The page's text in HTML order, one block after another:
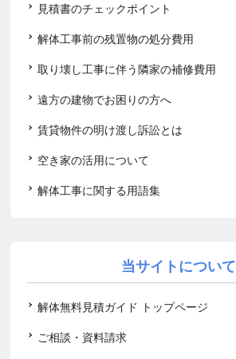
見積書のチェックポイント
解体工事前の残置物の処分費用
取り壊し工事に伴う隣家の補修費用
遠方の建物でお困りの方へ
賃貸物件の明け渡し訴訟とは
空き家の活用について
解体工事に関する用語集
当サイトについて
解体無料見積ガイド トップページ
ご相談・資料請求